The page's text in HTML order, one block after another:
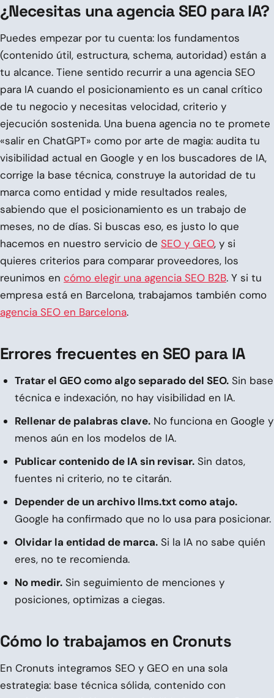
¿Necesitas una agencia SEO para IA?
Puedes empezar por tu cuenta: los fundamentos
(contenido útil, estructura, schema, autoridad) están a
tu alcance. Tiene sentido recurrir a una agencia SEO
para IA cuando el posicionamiento es un canal crítico
de tu negocio y necesitas velocidad, criterio y
ejecución sostenida. Una buena agencia no te promete
«salir en ChatGPT» como por arte de magia: audita tu
visibilidad actual en Google y en los buscadores de IA,
corrige la base técnica, construye la autoridad de tu
marca como entidad y mide resultados reales,
sabiendo que el posicionamiento es un trabajo de
meses, no de días. Si buscas eso, es justo lo que
hacemos en nuestro servicio de SEO y GEO, y si
quieres criterios para comparar proveedores, los
reunimos en cómo elegir una agencia SEO B2B. Y si tu
empresa está en Barcelona, trabajamos también como
agencia SEO en Barcelona.
Errores frecuentes en SEO para IA
Tratar el GEO como algo separado del SEO. Sin base
técnica e indexación, no hay visibilidad en IA.
Rellenar de palabras clave. No funciona en Google y
menos aún en los modelos de IA.
Publicar contenido de IA sin revisar. Sin datos,
fuentes ni criterio, no te citarán.
Depender de un archivo llms.txt como atajo.
Google ha confirmado que no lo usa para posicionar.
Olvidar la entidad de marca. Si la IA no sabe quién
eres, no te recomienda.
No medir. Sin seguimiento de menciones y
posiciones, optimizas a ciegas.
Cómo lo trabajamos en Cronuts
En Cronuts integramos SEO y GEO en una sola
estrategia: base técnica sólida, contenido con